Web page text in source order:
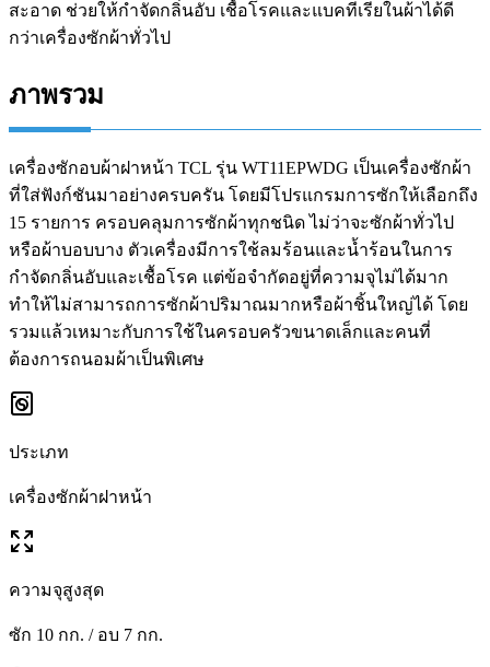
สะอาด ช่วยให้กำจัดกลิ่นอับ เชื้อโรคและแบคทีเรียในผ้าได้ดี
กว่าเครื่องซักผ้าทั่วไป
ภาพรวม
เครื่องซักอบผ้าฝาหน้า TCL รุ่น WT11EPWDG เป็นเครื่องซักผ้า
ที่ใส่ฟังก์ชันมาอย่างครบครัน โดยมีโปรแกรมการซักให้เลือกถึง
15 รายการ ครอบคลุมการซักผ้าทุกชนิด ไม่ว่าจะซักผ้าทั่วไป
หรือผ้าบอบบาง ตัวเครื่องมีการใช้ลมร้อนและน้ำร้อนในการ
กำจัดกลิ่นอับและเชื้อโรค แต่ข้อจำกัดอยู่ที่ความจุไม่ได้มาก
ทำให้ไม่สามารถการซักผ้าปริมาณมากหรือผ้าชิ้นใหญ่ได้ โดย
รวมแล้วเหมาะกับการใช้ในครอบครัวขนาดเล็กและคนที่
ต้องการถนอมผ้าเป็นพิเศษ
ประเภท
เครื่องซักผ้าฝาหน้า
ความจุสูงสุด
ซัก 10 กก. / อบ 7 กก.